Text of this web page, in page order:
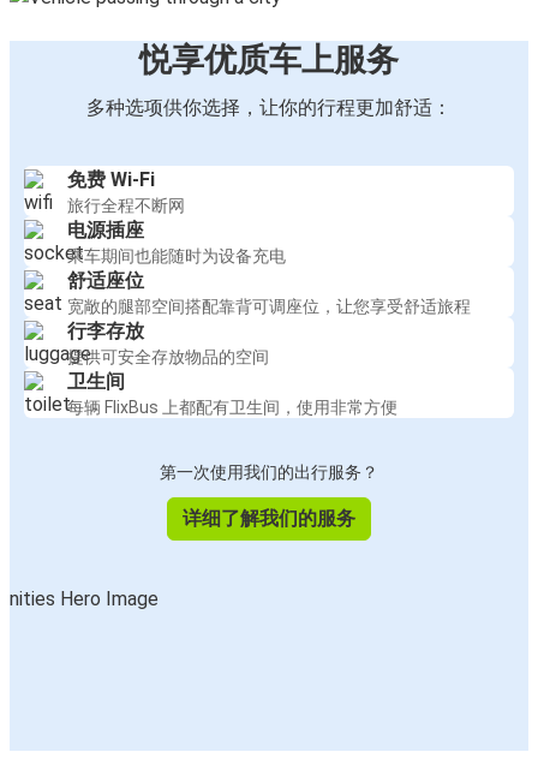
悦享优质车上服务
多种选项供你选择，让你的行程更加舒适：
免费 Wi-Fi
旅行全程不断网
电源插座
乘车期间也能随时为设备充电
舒适座位
宽敞的腿部空间搭配靠背可调座位，让您享受舒适旅程
行李存放
提供可安全存放物品的空间
卫生间
每辆 FlixBus 上都配有卫生间，使用非常方便
第一次使用我们的出行服务？
详细了解我们的服务